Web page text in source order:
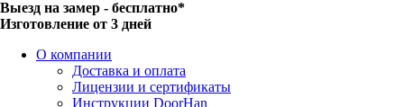
Выезд на замер - бесплатно*
Изготовление от 3 дней
О компании
Доставка и оплата
Лицензии и сертификаты
Инструкции DoorHan